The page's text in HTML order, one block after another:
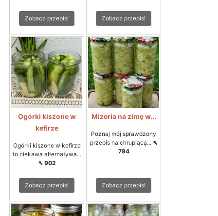
Zobacz przepis! Zobacz przepis!
Ogórki kiszone w
kefirze
Ogórki kiszone w kefirze
to ciekawa alternatywa...
⇖ 902
Zobacz przepis!
Mizeria na zimę w...
Poznaj mój sprawdzony
przepis na chrupiącą... ⇖
794
Zobacz przepis!